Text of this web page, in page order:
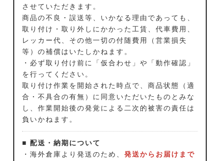
させていただきます。
商品の不良・誤送等、いかなる理由であっても、
取り付け・取り外しにかかった工賃、代車費用、
レッカー代、その他一切の付随費用（営業損失
等）の補償はいたしかねます。
・必ず取り付け前に「仮合わせ」や「動作確認」
を行ってください。
取り付け作業を開始された時点で、商品状態（適
合・不具合の有無）に同意いただいたものとみな
し、作業開始後の発覚による二次的被害の責任は
負いかねます。
■ 配送・納期について
・海外倉庫より発送のため、 発送からお届けまで